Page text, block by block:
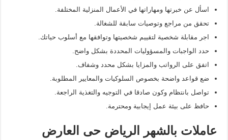
اسأل عن خبرتها ومهاراتها في الأعمال المنزلية المختلفة.
تحقق من مراجع وتوصيات سابقة للشغالة.
اجر مقابلة شخصية لتقييم شخصيتها وتوافقها مع أسلوب حياتك.
حدد الواجبات والمسؤوليات المحددة بشكل واضح.
اتفق على الرواتب والمزايا بشكل محدد وشفاف.
ضع قواعد واضحة بخصوص السلوكيات والمعايير المطلوبة.
تواصل بانتظام وكون صادقا في التوجيه والتغذية الراجعة.
حافظ على بيئة عمل إيجابية ومحترمة.
عاملات بالشهر الرياض حى العارض